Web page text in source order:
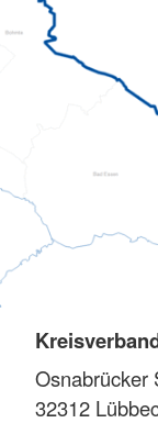
Osnabrücker
32312